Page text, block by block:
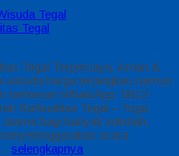
Tegal
Tegal
Tegal Terpercaya, Aman &
harga terjangkau namun
berkesan WhatsApp: 0812-
Berkualitas Tegal – Toga
bagi banyak sekolah,
acara
selengkapnya